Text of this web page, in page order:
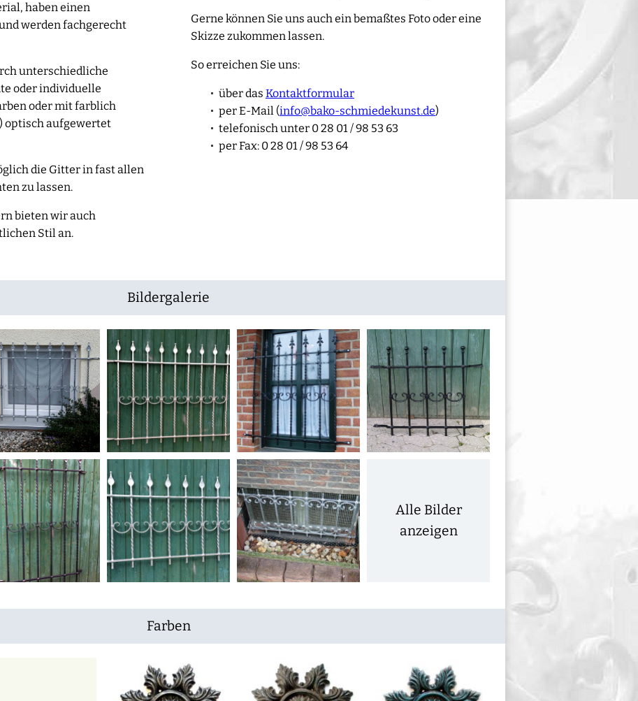
haben einen
werden fachgerecht
unterschiedliche
oder individuelle
oder mit farblich
optisch aufgewertet
die Gitter in fast allen
zu lassen.
bieten wir auch
Stil an.
Gerne können Sie uns auch ein bemaßtes Foto oder eine
Skizze zukommen lassen.
So erreichen Sie uns:
über das Kontaktformular
per E-Mail (info@bako-schmiedekunst.de)
telefonisch unter 0 28 01 / 98 53 63
per Fax: 0 28 01 / 98 53 64
Bildergalerie
Alle Bilder
anzeigen
Farben